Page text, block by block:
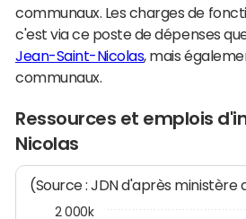
communaux. Les charges de
c'est via ce poste de dépenses
Jean-Saint-Nicolas, mais
communaux.
Ressources et emplois
Nicolas
(Source : JDN d'après ministère
2 000k